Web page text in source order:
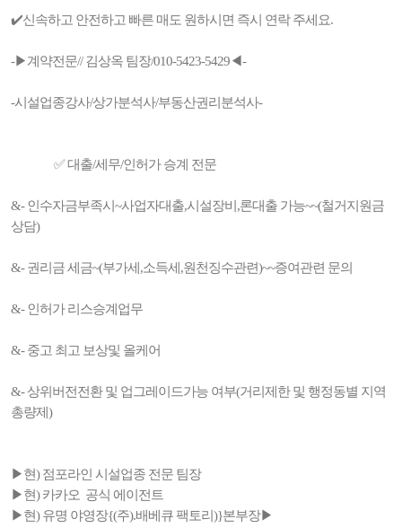
✔️신속하고 안전하고 빠른 매도 원하시면 즉시 연락 주세요.
-▶계약전문// 김상옥 팀장/010-5423-5429◀-
-시설업종강사/상가분석사/부동산권리분석사-
✅ 대출/세무/인허가 승계 전문
&- 인수자금부족시~사업자대출,시설장비,론대출 가능~~(철거지원금
상담)
&- 권리금 세금~(부가세,소득세,원천징수관련)~~증여관련 문의
&- 인허가 리스승계업무
&- 중고 최고 보상및 올케어
&- 상위버전전환 및 업그레이드가능 여부(거리제한 및 행정동별 지역
총량제)
▶현) 점포라인 시설업종 전문 팀장
▶현) 카카오 공식 에이전트
▶현) 유명 야영장{(주).배베큐 팩토리)}본부장▶